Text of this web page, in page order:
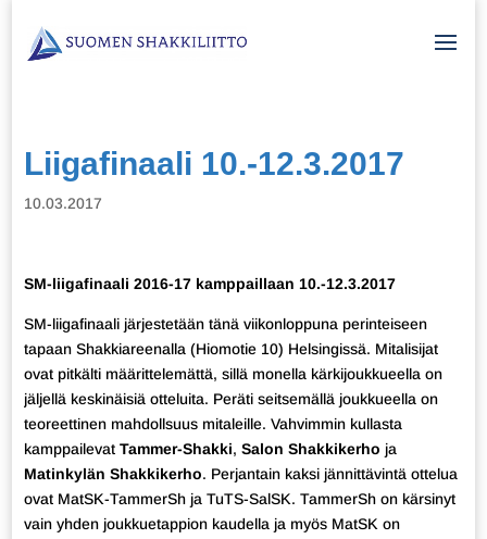
Liigafinaali 10.-12.3.2017
10.03.2017
SM-liigafinaali 2016-17 kamppaillaan 10.-12.3.2017
SM-liigafinaali järjestetään tänä viikonloppuna perinteiseen
tapaan Shakkiareenalla (Hiomotie 10) Helsingissä. Mitalisijat
ovat pitkälti määrittelemättä, sillä monella kärkijoukkueella on
jäljellä keskinäisiä otteluita. Peräti seitsemällä joukkueella on
teoreettinen mahdollsuus mitaleille. Vahvimmin kullasta
kamppailevat Tammer-Shakki, Salon Shakkikerho ja
Matinkylän Shakkikerho. Perjantain kaksi jännittävintä ottelua
ovat MatSK-TammerSh ja TuTS-SalSK. TammerSh on kärsinyt
vain yhden joukkuetappion kaudella ja myös MatSK on